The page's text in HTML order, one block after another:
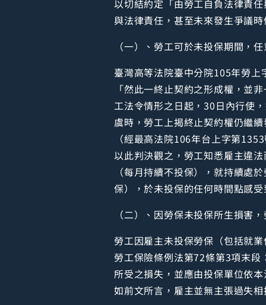
以切結約定「由勞工自負法律責
與法律責任，甚至未來發生爭議
（一）、勞工可於未投保期間，
臺灣高等法院臺中分院105年勞上
「然此一終止契約之形成權，並
工法令情形之日起，30日內行使
虞時，勞工上揭終止契約權仍繼
（經最高法院106年台上字第
以此判決觀之，勞工知悉雇主違
（每月持續不投保），就持續處
保），於未投保的任何時間點感
（二）、因勞保未投保所生損害
勞工因雇主未投保勞保（包括就
勞工保險條例法第72條第3項末
所受之損失，並應由投保單位依
如前文所言，雇主並無主張過失